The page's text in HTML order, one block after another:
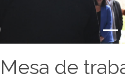
Mesa de